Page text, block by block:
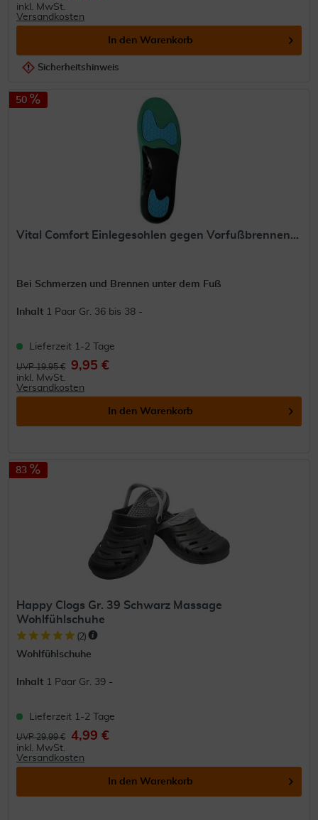
inkl. MwSt.
Versandkosten
In den Warenkorb
Sicherheitshinweis
50
Vital Comfort Einlegesohlen gegen Vorfußbrennen...
Bei Schmerzen und Brennen unter dem Fuß
Inhalt 1 Paar Gr. 36 bis 38 -
Lieferzeit 1-2 Tage
UVP 19,95 € 9,95 €
inkl. MwSt.
Versandkosten
In den Warenkorb
83
Happy Clogs Gr. 39 Schwarz Massage
Wohlfühlschuhe
(2)
Wohlfühlschuhe
Inhalt 1 Paar Gr. 39 -
Lieferzeit 1-2 Tage
UVP 29,99 € 4,99 €
inkl. MwSt.
Versandkosten
In den Warenkorb